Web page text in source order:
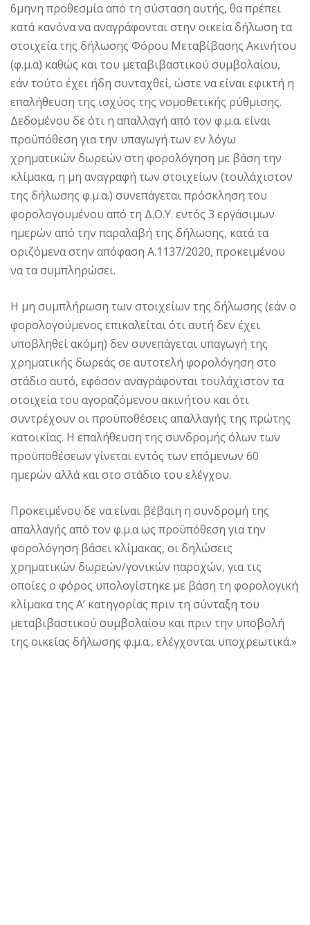
6μηνη προθεσμία από τη σύσταση αυτής, θα πρέπει
κατά κανόνα να αναγράφονται στην οικεία δήλωση τα
στοιχεία της δήλωσης Φόρου Μεταβίβασης Ακινήτου
(φ.μ.α) καθώς και του μεταβιβαστικού συμβολαίου,
εάν τούτο έχει ήδη συνταχθεί, ώστε να είναι εφικτή η
επαλήθευση της ισχύος της νομοθετικής ρύθμισης.
Δεδομένου δε ότι η απαλλαγή από τον φ.μ.α. είναι
προϋπόθεση για την υπαγωγή των εν λόγω
χρηματικών δωρεών στη φορολόγηση με βάση την
κλίμακα, η μη αναγραφή των στοιχείων (τουλάχιστον
της δήλωσης φ.μ.α.) συνεπάγεται πρόσκληση του
φορολογουμένου από τη Δ.Ο.Υ. εντός 3 εργάσιμων
ημερών από την παραλαβή της δήλωσης, κατά τα
οριζόμενα στην απόφαση Α.1137/2020, προκειμένου
να τα συμπληρώσει.
Η μη συμπλήρωση των στοιχείων της δήλωσης (εάν ο
φορολογούμενος επικαλείται ότι αυτή δεν έχει
υποβληθεί ακόμη) δεν συνεπάγεται υπαγωγή της
χρηματικής δωρεάς σε αυτοτελή φορολόγηση στο
στάδιο αυτό, εφόσον αναγράφονται τουλάχιστον τα
στοιχεία του αγοραζόμενου ακινήτου και ότι
συντρέχουν οι προϋποθέσεις απαλλαγής της πρώτης
κατοικίας. Η επαλήθευση της συνδρομής όλων των
προϋποθέσεων γίνεται εντός των επόμενων 60
ημερών αλλά και στο στάδιο του ελέγχου.
Προκειμένου δε να είναι βέβαιη η συνδρομή της
απαλλαγής από τον φ.μ.α ως προϋπόθεση για την
φορολόγηση βάσει κλίμακας, οι δηλώσεις
χρηματικών δωρεών/γονικών παροχών, για τις
οποίες ο φόρος υπολογίστηκε με βάση τη φορολογική
κλίμακα της Α’ κατηγορίας πριν τη σύνταξη του
μεταβιβαστικού συμβολαίου και πριν την υποβολή
της οικείας δήλωσης φ.μ.α., ελέγχονται υποχρεωτικά.»